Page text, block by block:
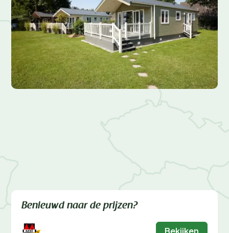
Benieuwd naar de prijzen?
Bekijken